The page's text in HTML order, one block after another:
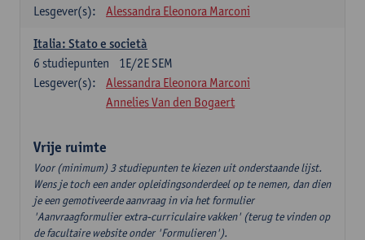
Lesgever(s):
Alessandra Eleonora Marconi
Italia: Stato e società
1E/2E SEM
6 studiepunten
Lesgever(s):
Alessandra Eleonora Marconi
Annelies Van den Bogaert
Vrije ruimte
Voor (minimum) 3 studiepunten te kiezen uit onderstaande lijst.
Wens je toch een ander opleidingsonderdeel op te nemen, dan dien
je een gemotiveerde aanvraag in via het formulier
'Aanvraagformulier extra-curriculaire vakken' (terug te vinden op
de facultaire website onder 'Formulieren').